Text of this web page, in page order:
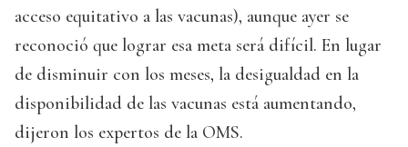
acceso equitativo a las vacunas), aunque ayer se
reconoció que lograr esa meta será difícil. En lugar
de disminuir con los meses, la desigualdad en la
disponibilidad de las vacunas está aumentando,
dijeron los expertos de la OMS.